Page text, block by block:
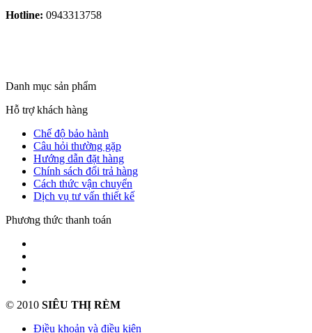
Hotline: 0943313758
Danh mục sản phẩm
Hỗ trợ khách hàng
Chế độ bảo hành
Câu hỏi thường gặp
Hướng dẫn đặt hàng
Chính sách đổi trả hàng
Cách thức vận chuyển
Dịch vụ tư vấn thiết kế
Phương thức thanh toán
© 2010 SIÊU THỊ RÈM
Điều khoản và điều kiện